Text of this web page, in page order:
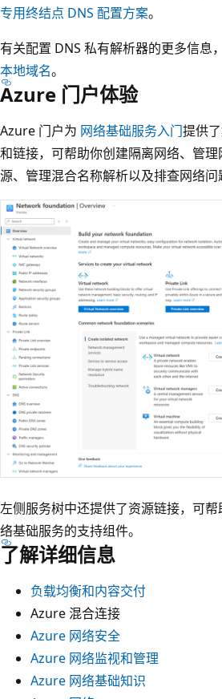
专用终结点 DNS 配置方案。
有关配置 DNS 私有解析器的更多信息
本地域名。
Azure 门户体验
Azure 门户为 网络基础服务入门提供
和链接，可帮助你创建隔离网络、管
源、管理混合名称解析以及排查网络问
左侧服务树中还提供了资源链接，可
络基础服务的支持组件。
了解详细信息
负载均衡和内容交付
Azure 混合连接
Azure 网络安全
Azure 网络监视和管理
Azure 网络基础知识